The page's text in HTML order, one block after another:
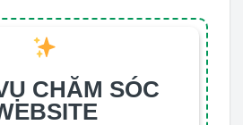
CHĂM SÓC